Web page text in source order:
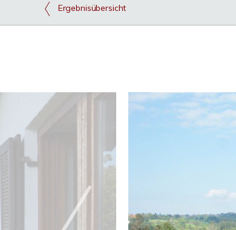
Ergebnisübersicht